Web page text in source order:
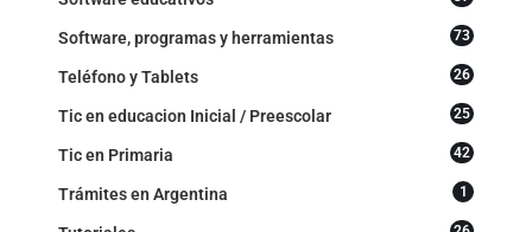
Software, programas y herramientas 73
Teléfono y Tablets 26
Tic en educacion Inicial / Preescolar 25
Tic en Primaria 42
Trámites en Argentina 1